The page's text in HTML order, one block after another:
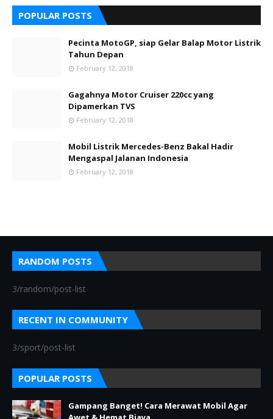
POPULAR POSTS
Pecinta MotoGP, siap Gelar Balap Motor Listrik
Tahun Depan
February 12, 2018
Gagahnya Motor Cruiser 220cc yang
Dipamerkan TVS
February 12, 2018
Mobil Listrik Mercedes-Benz Bakal Hadir
Mengaspal Jalanan Indonesia
February 12, 2018
RANDOM POSTS
3/random/post-list
RECENT IN COMMUNITY
3/sport/post-list
POPULAR POSTS
Gampang Banget! Cara Merawat Mobil Agar